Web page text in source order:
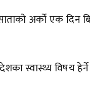
अर्को एक दिन
स्वास्थ्य विषय